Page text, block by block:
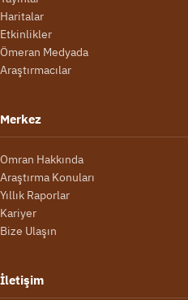
Haritalar
Etkinlikler
Ömeran Medyada
Araştırmacılar
Merkez
Omran Hakkında
Araştırma Konuları
Yıllık Raporlar
Kariyer
Bize Ulaşın
İletişim